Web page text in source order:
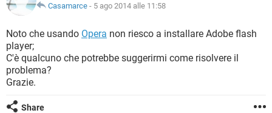
TIKTOK FACEBOOK
INSTAGRAM
TIKTOK FACEBOOK
HARDWARE
INTRATTENIMENTO ANDROID
INSTAGRAM
TIKTOK
HARDWARE
COVID-19
INTRATTENIMENTO ANDROID
iOS WINDOWS 10
INSTAGRAM
Casamarce - 5 ago 2014 alle 11:58
Noto che usando Opera non riesco a installare Adobe flash
player;
C'è qualcuno che potrebbe suggerirmi come risolvere il
problema?
Grazie.
Share